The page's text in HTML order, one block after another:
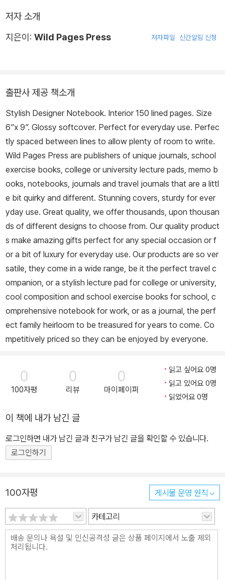
저자 소개
지은이: Wild Pages Press 저자파일 신간알림 신청
출판사 제공 책소개
Stylish Designer Notebook. Interior 150 lined pages. Size
6”x 9”. Glossy softcover. Perfect for everyday use. Perfec
tly spaced between lines to allow plenty of room to write.
Wild Pages Press are publishers of unique journals, school
exercise books, college or university lecture pads, memo b
ooks, notebooks, journals and travel journals that are a littl
e bit quirky and different. Stunning covers, sturdy for ever
yday use. Great quality, we offer thousands, upon thousan
ds of different designs to choose from. Our quality product
s make amazing gifts perfect for any special occasion or f
or a bit of luxury for everyday use. Our products are so ver
satile, they come in a wide range, be it the perfect travel c
ompanion, or a stylish lecture pad for college or university,
cool composition and school exercise books for school, c
omprehensive notebook for work, or as a journal, the perf
ect family heirloom to be treasured for years to come. Co
mpetitively priced so they can be enjoyed by everyone.
0
100자평
0
리뷰
0
마이페이퍼
읽고 싶어요 0명
읽고 있어요 0명
읽었어요 0명
이 책에 내가 남긴 글
로그인하면 내가 남긴 글과 친구가 남긴 글을 확인할 수 있습니다.
로그인하기
100자평 게시물 운영 원칙
카테고리